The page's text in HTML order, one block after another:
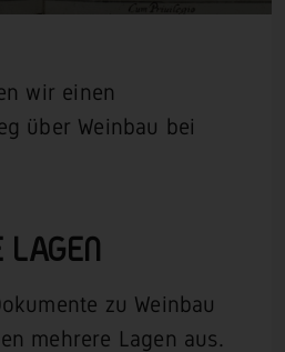
wir einen
über Weinbau bei
LAGEN
zu Weinbau
mehrere Lagen aus.